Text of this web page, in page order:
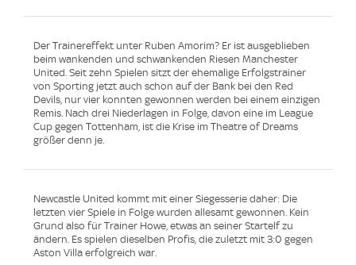
Der Trainereffekt unter Ruben Amorim? Er ist ausgeblieben
beim wankenden und schwankenden Riesen Manchester
United. Seit zehn Spielen sitzt der ehemalige Erfolgstrainer
von Sporting jetzt auch schon auf der Bank bei den Red
Devils, nur vier konnten gewonnen werden bei einem einzigen
Remis. Nach drei Niederlagen in Folge, davon eine im League
Cup gegen Tottenham, ist die Krise im Theatre of Dreams
größer denn je.
Newcastle United kommt mit einer Siegesserie daher: Die
letzten vier Spiele in Folge wurden allesamt gewonnen. Kein
Grund also für Trainer Howe, etwas an seiner Startelf zu
ändern. Es spielen dieselben Profis, die zuletzt mit 3:0 gegen
Aston Villa erfolgreich war.